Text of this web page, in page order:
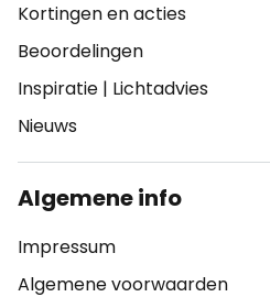
Kortingen en acties
Beoordelingen
Inspiratie | Lichtadvies
Nieuws
Algemene info
Impressum
Algemene voorwaarden